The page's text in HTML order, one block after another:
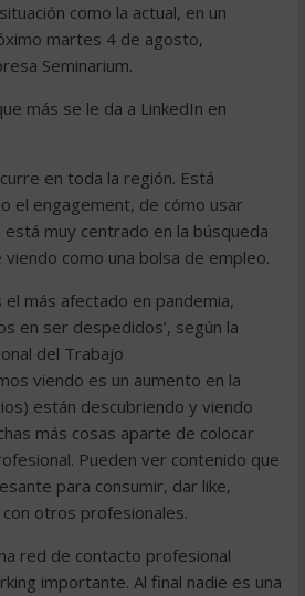
como la actual, en un
martes 4 de agosto,
Seminarium.
más se le da a LinkedIn en
en toda la región. Está
el engagement, de cómo usar
muy centrado en la búsqueda
viendo como una bolsa de empleo.
más afectado en pandemia,
en ser despedidos’, según la
del Trabajo
viendo es un aumento en la
están descubriendo y viendo
más cosas aparte de colocar
Pueden ver contenido que
para consumir, dar like,
otros profesionales.
red de contacto profesional
importante. Al final nadie es una